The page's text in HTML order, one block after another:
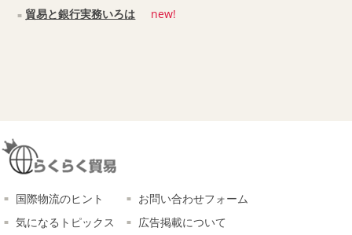
貿易と銀行実務いろは new!
国際物流のヒント
気になるトピックス
お問い合わせフォーム
広告掲載について